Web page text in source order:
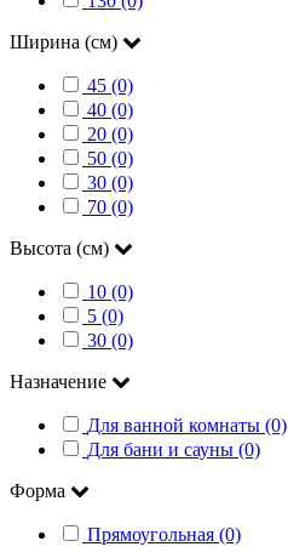
Ширина (см)
45 (0)
40 (0)
20 (0)
50 (0)
30 (0)
70 (0)
Высота (см)
10 (0)
5 (0)
30 (0)
Назначение
Для ванной комнаты (0)
Для бани и сауны (0)
Форма
Прямоугольная (0)